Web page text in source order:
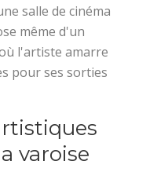
salle de cinéma
même d'un
l'artiste amarre
pour ses sorties
varoise